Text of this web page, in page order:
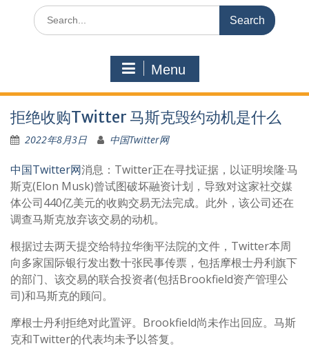
Search
for:
Menu
拒绝收购Twitter 马斯克毁约动机是什么
2022年8月3日 中国Twitter网
中国Twitter网消息：Twitter正在寻找证据，以证明埃隆·马
斯克(Elon Musk)曾试图破坏融资计划，导致对这家社交媒
体公司440亿美元的收购交易无法完成。此外，该公司还在
调查马斯克放弃该交易的动机。
根据过去两天提交给特拉华衡平法院的文件，Twitter本周
向多家国际银行发出数十张民事传票，包括摩根士丹利旗下
的部门、该交易的联合投资者(包括Brookfield资产管理公
司)和马斯克的顾问。
摩根士丹利拒绝对此置评。Brookfield尚未作出回应。马斯
克和Twitter的代表均未予以答复。